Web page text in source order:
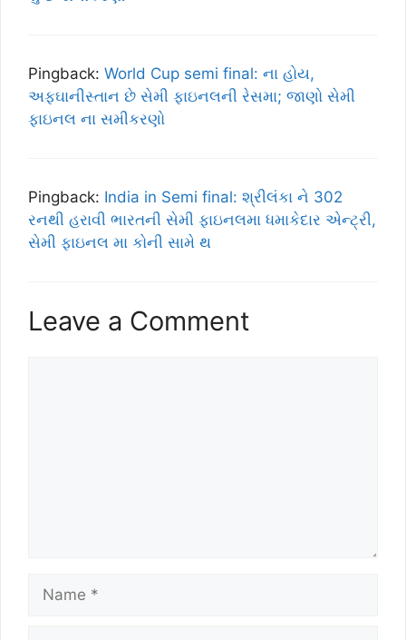
Pingback: World Cup semi final: ના હોય,
અફઘાનીસ્તાન છે સેમી ફાઇનલની રેસમા; જાણો સેમી
ફાઇનલ ના સમીકરણો
Pingback: India in Semi final: શ્રીલંકા ને 302
રનથી હરાવી ભારતની સેમી ફાઇનલમા ધમાકેદાર એન્ટ્રી,
સેમી ફાઇનલ મા કોની સામે થ
Leave a Comment